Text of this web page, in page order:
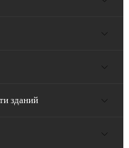
зданий